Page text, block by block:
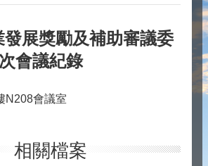
展獎勵及補助審議委
會議紀錄
N208會議室
相關檔案